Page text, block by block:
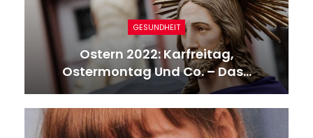
GESUNDHEIT
Ostern 2022: Karfreitag,
Ostermontag Und Co. – Das…